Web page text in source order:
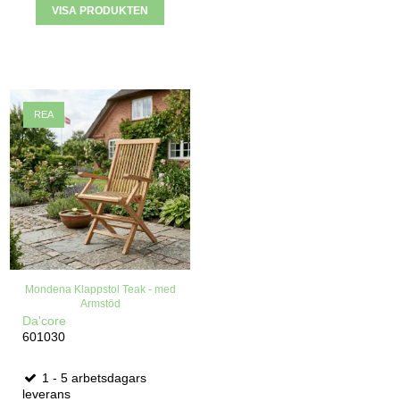
VISA PRODUKTEN
REA
Mondena Klappstol Teak - med
Armstöd
Da'core
601030
1 - 5 arbetsdagars
leverans